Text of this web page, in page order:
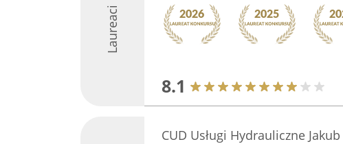
Laureaci
8.1
CUD Usługi Hydrauliczne